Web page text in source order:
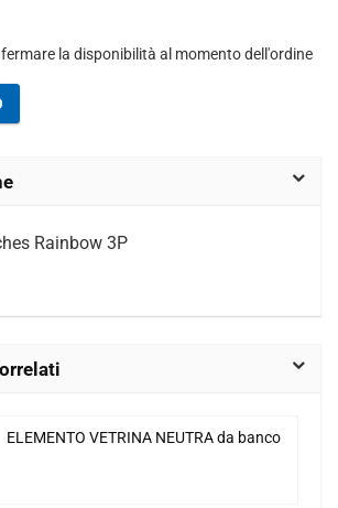
la disponibilità al momento dell'ordine
Rainbow 3P
ELEMENTO VETRINA NEUTRA da banco